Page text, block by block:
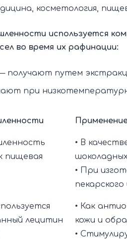
косметология,
используется
во время их рафинации:
получают путем
при
пищевая
• В
• При
лецитин
• Как
кожи и
•